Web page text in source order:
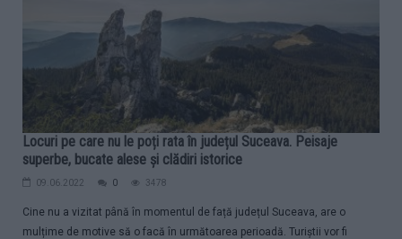
Locuri pe care nu le poți rata în județul Suceava. Peisaje
superbe, bucate alese și clădiri istorice
09.06.2022 0 3478
Cine nu a vizitat până în momentul de față județul Suceava, are o
mulțime de motive să o facă în următoarea perioadă. Turiștii vor fi